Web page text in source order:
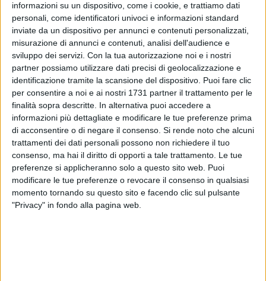
informazioni su un dispositivo, come i cookie, e trattiamo dati
personali, come identificatori univoci e informazioni standard
inviate da un dispositivo per annunci e contenuti personalizzati,
misurazione di annunci e contenuti, analisi dell'audience e
sviluppo dei servizi. Con la tua autorizzazione noi e i nostri
partner possiamo utilizzare dati precisi di geolocalizzazione e
identificazione tramite la scansione del dispositivo. Puoi fare clic
per consentire a noi e ai nostri 1731 partner il trattamento per le
finalità sopra descritte. In alternativa puoi accedere a
informazioni più dettagliate e modificare le tue preferenze prima
di acconsentire o di negare il consenso. Si rende noto che alcuni
trattamenti dei dati personali possono non richiedere il tuo
consenso, ma hai il diritto di opporti a tale trattamento. Le tue
preferenze si applicheranno solo a questo sito web. Puoi
modificare le tue preferenze o revocare il consenso in qualsiasi
momento tornando su questo sito e facendo clic sul pulsante
"Privacy" in fondo alla pagina web.
13
Un violento incendio è scoppiato nella tarda mattinata di
sabato 28 giugno nella zona industriale di Bisceglie, nei
pressi del confine con Molfetta, interessando un capannone
adibito allo stoccaggio di legname e materiali per
imballaggi.
Le fiamme si sono sviluppate all'interno dell'azienda,
propagandosi rapidamente e generando una colonna di